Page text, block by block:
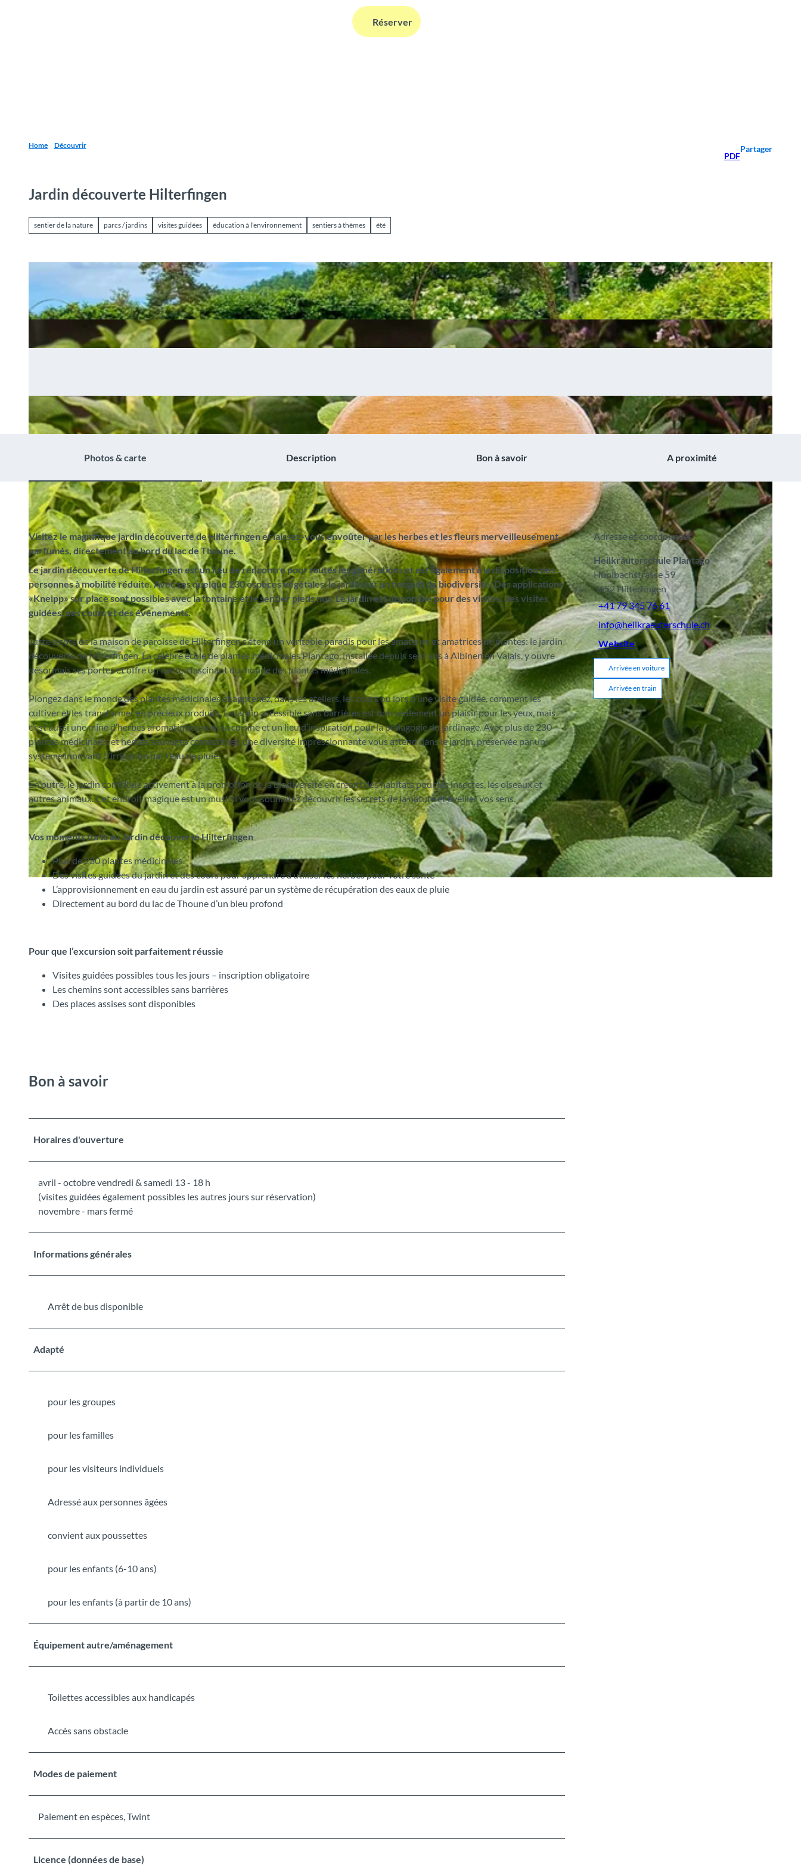
RechercheRéserver
Home Découvrir
PDF
Partager
Jardin découverte Hilterfingen
sentier de la nature parcs / jardins visites guidées éducation à l'environnement sentiers à thèmes été
© CC-BY-SA
Photos & carte Description Bon à savoir A proximité
Visitez le magnifique jardin découverte de Hilterfingen et laissez-vous envoûter par les herbes et les fleurs merveilleusement
parfumés, directement au bord du lac de Thoune.
Le jardin découverte de Hilterfingen est un lieu de rencontre pour toutes les générations et est également à la disposition des
personnes à mobilité réduite. Avec ses quelque 230 espèces végétales, le jardin est un hotspot de biodiversité. Des applications
«Kneipp» sur place sont possibles avec la fontaine et le sentier pieds nus. Le jardin est disponible pour des visites, des visites
guidées, des cours et des événements.
Juste à côté de la maison de paroisse de Hilterfingen s’étend un véritable paradis pour les amateurs et amatrices de plantes: le jardin
découverte de Hilterfingen. La célèbre école de plantes médicinales Plantago, installée depuis sept ans à Albinen en Valais, y ouvre
désormais ses portes et offre un aperçu fascinant du monde des plantes médicinales.
Plongez dans le monde des plantes médicinales et apprenez, dans les ateliers, les cours ou lors d’une visite guidée, comment les
cultiver et les transformer en précieux produits. Le jardin accessible sans barrières est non seulement un plaisir pour les yeux, mais
c’est aussi une mine d’herbes aromatiques pour la cuisine et un lieu d’inspiration pour la pédagogie du jardinage. Avec plus de 230
plantes médicinales et herbes sauvages comestibles, une diversité impressionnante vous attend dans le jardin, préservée par un
système innovant d’irrigation par l’eau de pluie.
En outre, le jardin contribue activement à la promotion de la biodiversité en créant des habitats pour les insectes, les oiseaux et
autres animaux. Cet endroit magique est un must si vous souhaitez découvrir les secrets de la nature et éveiller vos sens.
Vos moments forts au Jardin découverte Hilterfingen
Plus de 230 plantes médicinales
Des visites guidées du jardin et des cours pour apprendre à utiliser les herbes pour votre santé
L’approvisionnement en eau du jardin est assuré par un système de récupération des eaux de pluie
Directement au bord du lac de Thoune d’un bleu profond
Pour que l’excursion soit parfaitement réussie
Visites guidées possibles tous les jours – inscription obligatoire
Les chemins sont accessibles sans barrières
Des places assises sont disponibles
Bon à savoir
Horaires d'ouverture
avril - octobre vendredi & samedi 13 - 18 h
(visites guidées également possibles les autres jours sur réservation)
novembre - mars fermé
Informations générales
Arrêt de bus disponible
Adapté
pour les groupes
pour les familles
pour les visiteurs individuels
Adressé aux personnes âgées
convient aux poussettes
pour les enfants (6-10 ans)
pour les enfants (à partir de 10 ans)
Équipement autre/aménagement
Toilettes accessibles aux handicapés
Accès sans obstacle
Modes de paiement
Paiement en espèces, Twint
Licence (données de base)
Adresse et coordonnées :
Heilkräuterschule Plantago
Hünibachstrasse 59
3652Hilterfingen
+41 79 345 76 61
info@heilkraeuterschule.ch
Website
Arrivée en voiture
Arrivée en train